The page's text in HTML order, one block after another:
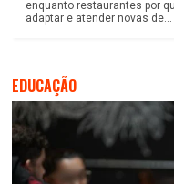
enquanto restaurantes por
adaptar e atender novas de...
EDUCAÇÃO